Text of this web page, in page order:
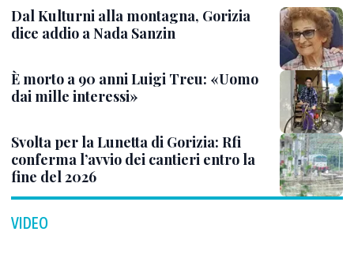
Dal Kulturni alla montagna, Gorizia
dice addio a Nada Sanzin
È morto a 90 anni Luigi Treu: «Uomo
dai mille interessi»
Svolta per la Lunetta di Gorizia: Rfi
conferma l’avvio dei cantieri entro la
fine del 2026
VIDEO